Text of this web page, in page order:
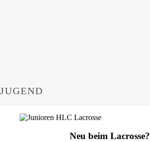
JUGEND
Neu beim Lacrosse?